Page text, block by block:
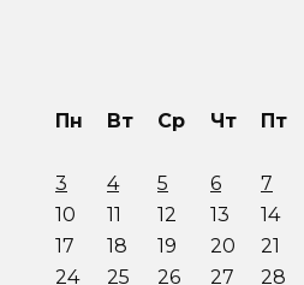
Пн Вт Ср Чт Пт
3
4 5 6 7
10
11 12 13 14
17
18 19 20 21
24
25 26 27 28